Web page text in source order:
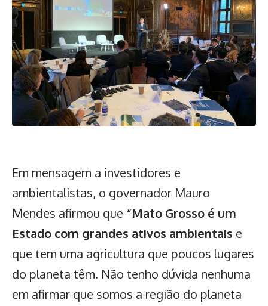
Em mensagem a investidores e
ambientalistas, o governador Mauro
Mendes afirmou que “Mato Grosso é um
Estado com grandes ativos ambientais e
que tem uma agricultura que poucos lugares
do planeta têm. Não tenho dúvida nenhuma
em afirmar que somos a região do planeta